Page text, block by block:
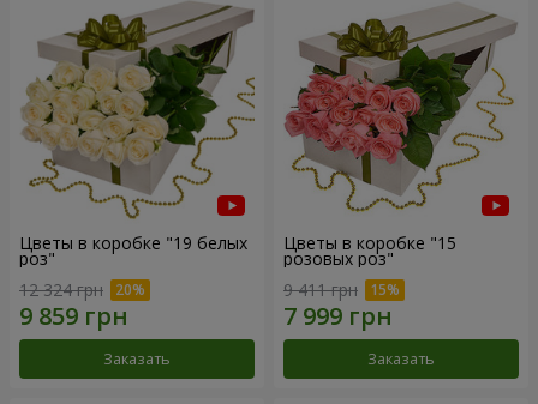
Цветы в коробке "19 белых
роз"
12 324 грн
Заказать
Цветы в коробке "15
розовых роз"
9 411 грн
Заказать